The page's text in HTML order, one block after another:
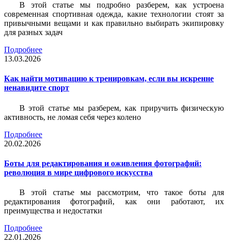
В этой статье мы подробно разберем, как устроена
современная спортивная одежда, какие технологии стоят за
привычными вещами и как правильно выбирать экипировку
для разных задач
Подробнее
13.03.2026
Как найти мотивацию к тренировкам, если вы искренне
ненавидите спорт
В этой статье мы разберем, как приручить физическую
активность, не ломая себя через колено
Подробнее
20.02.2026
Боты для редактирования и оживления фотографий:
революция в мире цифрового искусства
В этой статье мы рассмотрим, что такое боты для
редактирования фотографий, как они работают, их
преимущества и недостатки
Подробнее
22.01.2026